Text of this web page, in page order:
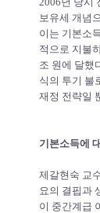
보유세 개념
이는 기본소
적으로 지불
조 원에 달했
식의 투기 불
재정 전략일
기본소득에
제갈현숙 교
요의 결핍과
이 중간계급